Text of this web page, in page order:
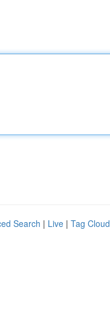
Search | Live | Tag Cloud